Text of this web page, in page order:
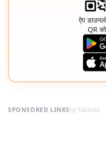
ऐप
QR
SPONSORED LINKSby Taboola